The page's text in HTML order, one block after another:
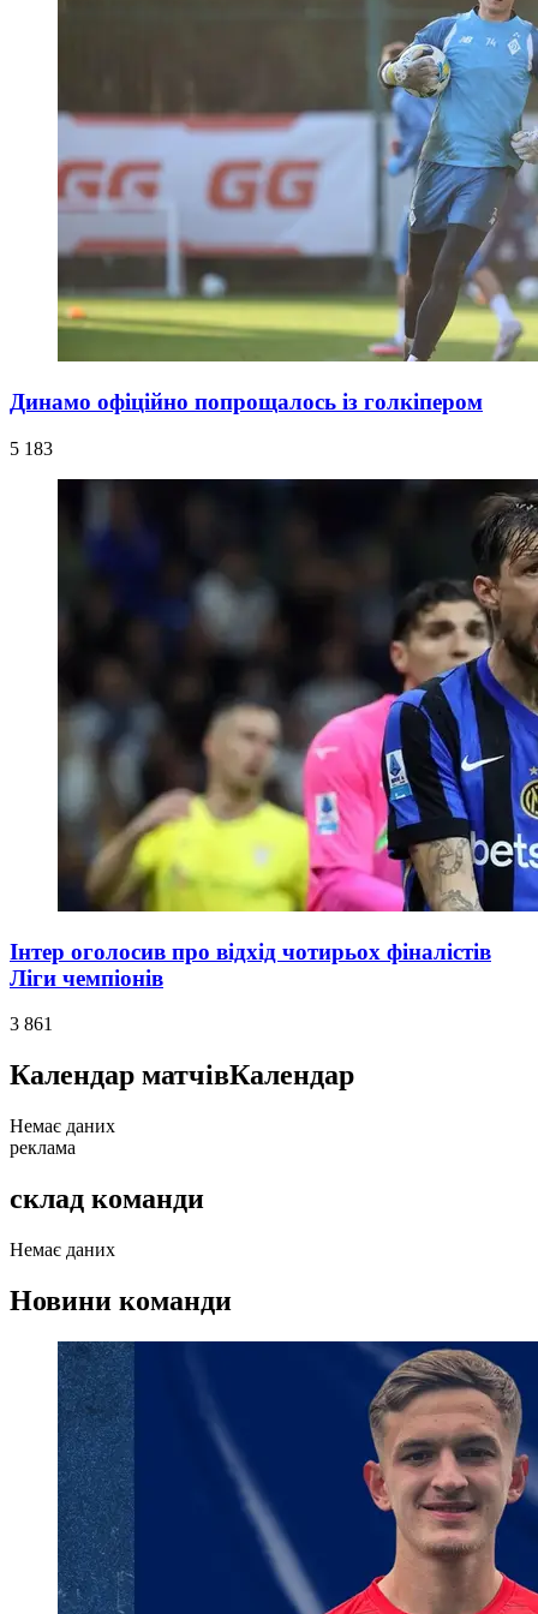
Динамо офіційно попрощалось із голкіпером
5 183
Інтер оголосив про відхід чотирьох фіналістів
Ліги чемпіонів
3 861
Календар матчівКалендар
Немає даних
реклама
склад команди
Немає даних
Новини команди